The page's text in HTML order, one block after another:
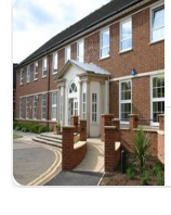
memaparkan
purata
harga
bilik